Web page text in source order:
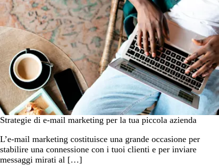
Strategie di e-mail marketing per la tua piccola azienda
L’e-mail marketing costituisce una grande occasione per
stabilire una connessione con i tuoi clienti e per inviare
messaggi mirati al […]